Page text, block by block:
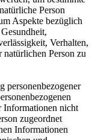
Person
Aspekte bezüglich
Verhalten,
natürlichen Person zu
personenbezogener
Informationen nicht
zugeordnet
Informationen